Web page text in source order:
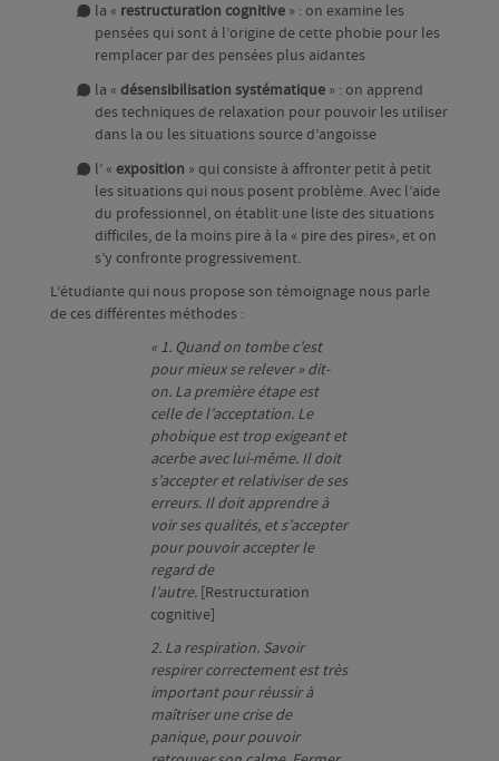
la « restructuration cognitive » : on examine les
pensées qui sont à l’origine de cette phobie pour les
remplacer par des pensées plus aidantes
la « désensibilisation systématique » : on apprend
des techniques de relaxation pour pouvoir les utiliser
dans la ou les situations source d’angoisse
l’ « exposition » qui consiste à affronter petit à petit
les situations qui nous posent problème. Avec l’aide
du professionnel, on établit une liste des situations
difficiles, de la moins pire à la « pire des pires», et on
s’y confronte progressivement.
L’étudiante qui nous propose son témoignage nous parle
de ces différentes méthodes :
« 1. Quand on tombe c’est
pour mieux se relever » dit-
on. La première étape est
celle de l’acceptation. Le
phobique est trop exigeant et
acerbe avec lui-même. Il doit
s’accepter et relativiser de ses
erreurs. Il doit apprendre à
voir ses qualités, et s’accepter
pour pouvoir accepter le
regard de
l’autre. [Restructuration
cognitive]
2. La respiration. Savoir
respirer correctement est très
important pour réussir à
maîtriser une crise de
panique, pour pouvoir